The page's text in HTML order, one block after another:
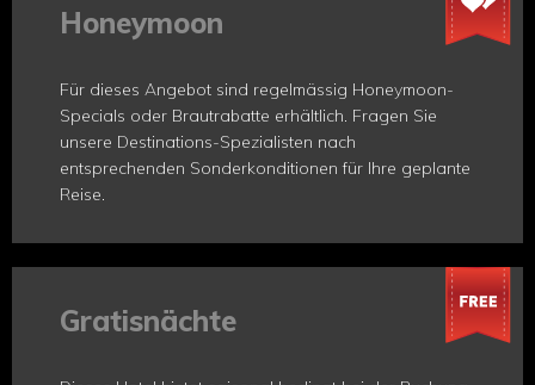
Honeymoon
Für dieses Angebot sind regelmässig Honeymoon-
Specials oder Brautrabatte erhältlich. Fragen Sie
unsere Destinations-Spezialisten nach
entsprechenden Sonderkonditionen für Ihre geplante
Reise.
Gratisnächte